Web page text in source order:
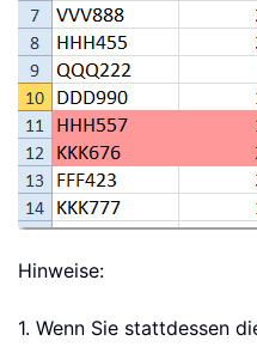
Hinweise:
1. Wenn Sie stattdessen